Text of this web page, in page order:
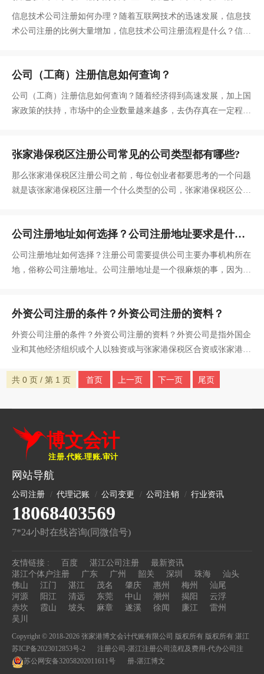
程是什么？
信息技术公司注册如何办理？随着互联网技术的迅速发展，信息技
术公司注册的比例大量增加，信息技术公司注册流程是什么？信息
公司（工商）注册信息如何查询？
公司（工商）注册信息如何查询？随着经济得到高速发展，加上国
家政策的扶持，市场中的企业数量越来越多，去伪存真在一定程度
为大家说明查询企业工商注册信息的操作流程。
张家港保税区注册公司常见的公司类型都有哪些?
那么张家港保税区注册公司之前，每位创业者都要思考的一个问题
就是该张家港保税区注册一个什么类型的公司，张家港保税区公司
公司注册地址如何选择？公司注册地址要求是什
么？
公司注册地址如何选择？注册公司需要提供公司主要办事机构所在
地，俗称公司注册地址。公司注册地址是一个很麻烦的事，因为有
外资公司注册的条件？外资公司注册的资料？
外资公司注册的条件？外资公司注册的资料？外资公司是指外国企
业和其他经济组织或个人以独资或与张家港保税区合资或张家港保
责任的企业法人。
共 0 页 / 第 1 页 首页 上一页 下一页 尾页
网站导航
公司注册 代理记账 公司变更 公司注销 行业资讯
18068403569
7*24小时在线咨询(同微信号)
友情链接 : 百度 湛江公司注册
最新资讯
湛江个体户注册
广东 广州 韶关 深圳 珠海
汕头
佛山
江门 湛江 茂名 肇庆 惠州 梅州
汕尾
河源
阳江 清远 东莞 中山 潮州 揭阳
云浮
赤坎
霞山 坡头 麻章 遂溪 徐闻 廉江
雷州
吴川
Copyright © 2018-2026 张家港博文会计代账有限公司 版权所有 版权所有
苏ICP备2023012853号-2
湛江
注册公司-湛江注册公司流程及费用-代办公司注
册-湛江博文
苏公网安备32058202011611号